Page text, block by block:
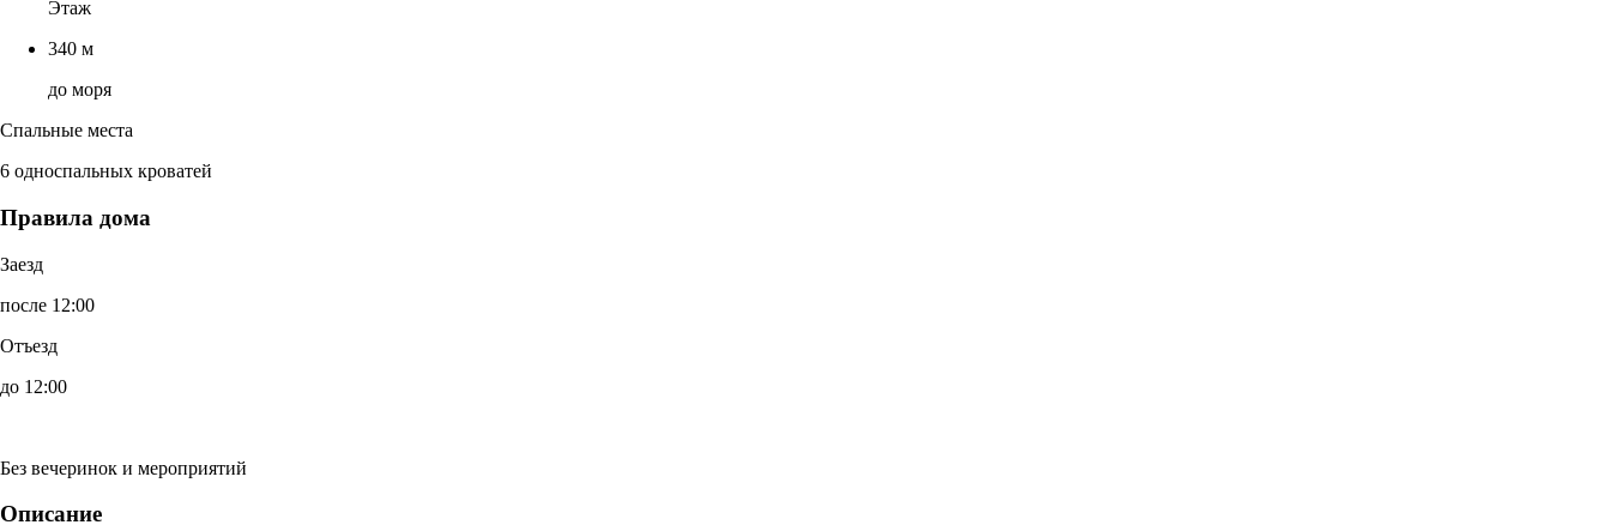
Этаж
340 м
до моря
Спальные места
6 односпальных кроватей
Правила дома
Заезд
после 12:00
Отъезд
до 12:00
Без вечеринок и мероприятий
Описание